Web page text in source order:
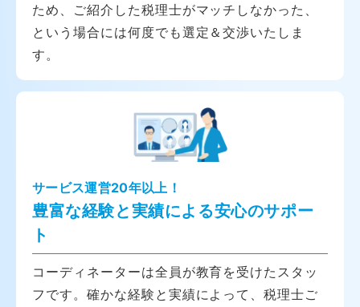
ため、ご紹介した税理士がマッチしなかった、
という場合には何度でも選定＆交渉いたしま
す。
サービス運営20年以上！
豊富な経験と実績による安心のサポー
ト
コーディネーターは全員が教育を受けたスタッ
フです。確かな経験と実績によって、税理士ご